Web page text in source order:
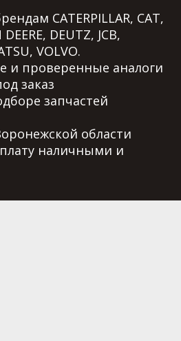
CATERPILLAR, CAT,
DEERE, DEUTZ, JCB,
VOLVO.
и проверенные аналоги
заказ
запчастей
области
наличными и